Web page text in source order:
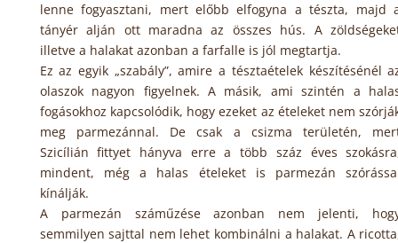
lenne fogyasztani, mert előbb elfogyna a tészta, majd
tányér alján ott maradna az összes hús. A
illetve a halakat azonban a farfalle is jól megtartja.
Ez az egyik „szabály”, amire a tésztaételek készítésénél
olaszok nagyon figyelnek. A másik, ami szintén a
fogásokhoz kapcsolódik, hogy ezeket az ételeket nem
meg parmezánnal. De csak a csizma területén,
Szicílián fittyet hányva erre a több száz éves
mindent, még a halas ételeket is parmezán
kínálják.
A parmezán száműzése azonban nem jelenti,
semmilyen sajttal nem lehet kombinálni a halakat. A